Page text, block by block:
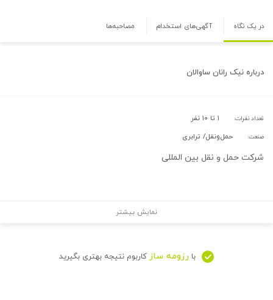
در یک نگاه آگهی‌های استخدام مصاحبه‌ها
درباره نیک رانان ساوالان
تعداد نفرات: ۱ تا ۱۰ نفر
صنعت: حمل‌و‌نقل/ ترابری
شرکت حمل و نقل بین المللی
نمایش بیشتر
با رزومه ساز کاربوم نتیجه بهتری بگیرید